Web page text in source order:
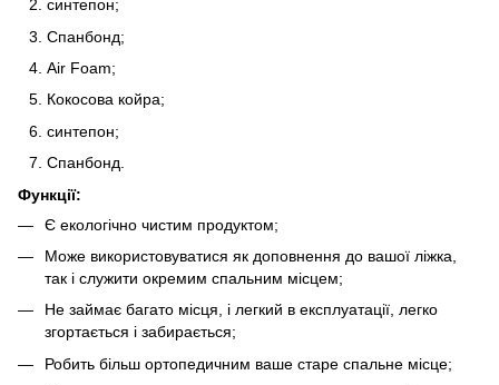
синтепон;
Спанбонд;
Air Foam;
Кокосова койра;
синтепон;
Спанбонд.
Функції:
Є екологічно чистим продуктом;
Може використовуватися як доповнення до вашої ліжка,
так і служити окремим спальним місцем;
Не займає багато місця, і легкий в експлуатації, легко
згортається і забирається;
Робить більш ортопедичним ваше старе спальне місце;